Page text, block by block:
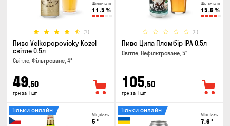
Щільність
11.5 %
(1)
Пиво Velkopopovicky Kozel
світле 0.5л
Світле, Фільтроване, 4°
49,50
грн за 1 шт
Щільність
15.6 %
(0)
Пиво Ципа Пломбір IPA 0.5л
Світле, Нефільтроване, 5°
105,50
грн за 1 шт
Міцність
5 °
Тільки онлайн
Міцність
7.6 °
Тільки онлайн